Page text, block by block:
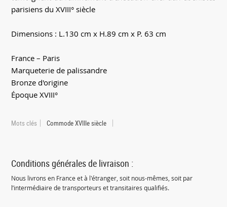
parisiens du XVIII° siècle
Dimensions : L.130 cm x H.89 cm x P. 63 cm
France – Paris
Marqueterie de palissandre
Bronze d'origine
Époque XVIII°
Mots clés Commode XVIIIe siècle
Conditions générales de livraison :
Nous livrons en France et à l'étranger, soit nous-mêmes, soit par
l’intermédiaire de transporteurs et transitaires qualifiés.